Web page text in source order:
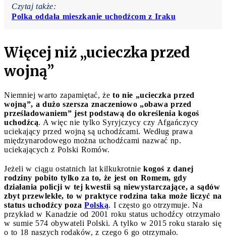
Czytaj także:
Polka oddała mieszkanie uchodźcom z Iraku
Więcej niż „ucieczka przed
wojną”
Niemniej warto zapamiętać, że to nie „ucieczka przed
wojną”, a dużo szersza znaczeniowo „obawa przed
prześladowaniem” jest podstawą do określenia kogoś
uchodźcą. A więc nie tylko Syryjczycy czy Afgańczycy
uciekający przed wojną są uchodźcami. Według prawa
międzynarodowego można uchodźcami nazwać np.
uciekających z Polski Romów.
Jeżeli w ciągu ostatnich lat kilkukrotnie kogoś z danej
rodziny pobito tylko za to, że jest on Romem, gdy
działania policji w tej kwestii są niewystarczające, a sądów
zbyt przewlekłe, to w praktyce rodzina taka może liczyć na
status uchodźcy poza Polską. I często go otrzymuje. Na
przykład w Kanadzie od 2001 roku status uchodźcy otrzymało
w sumie 574 obywateli Polski. A tylko w 2015 roku starało się
o to 18 naszych rodaków, z czego 6 go otrzymało.